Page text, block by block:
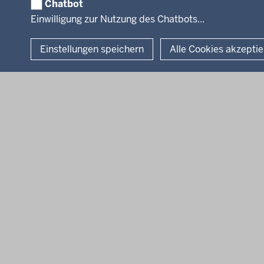
Chatbot
Einwilligung zur Nutzung des Chatbots...
Einstellungen speichern Alle Cookies
© 2026 Bezirksregierung Köln